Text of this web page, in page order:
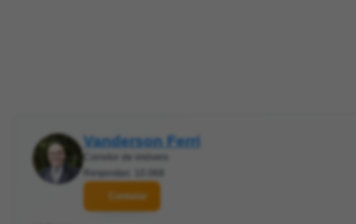
Vanderson Ferri
Contatar